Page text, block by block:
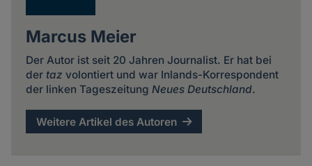
Marcus Meier
Der Autor ist seit 20 Jahren Journalist. Er hat bei
der taz volontiert und war Inlands-Korrespondent
der linken Tageszeitung Neues Deutschland.
Weitere Artikel des Autoren